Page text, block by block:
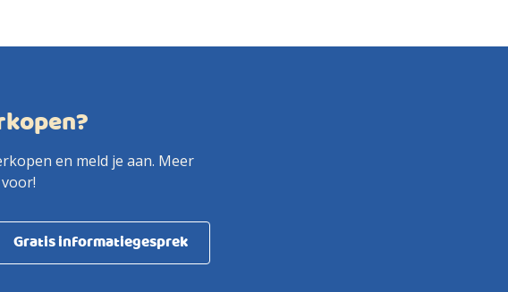
en meld je aan. Meer
Gratis informatiegesprek